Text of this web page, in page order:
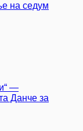
на седум
—
Данче за